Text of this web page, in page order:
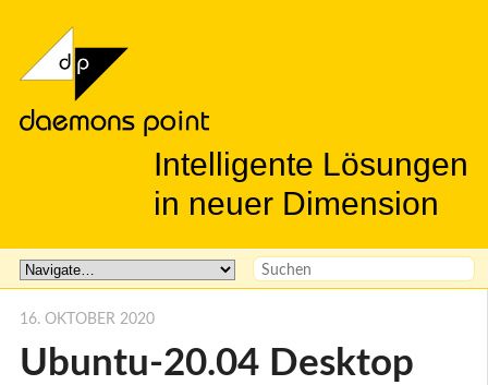
Intelligente Lösungen
in neuer Dimension
Ubuntu-20.04 Desktop
16. OKTOBER 2020